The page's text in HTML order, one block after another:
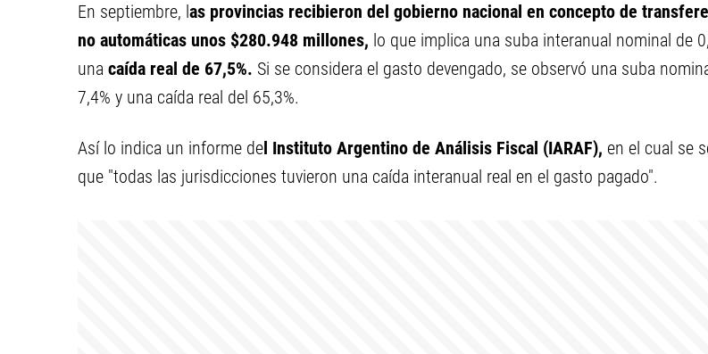
En septiembre, las provincias recibieron del gobierno nacional en concepto de
no automáticas unos $280.948 millones, lo que implica una suba interanual nominal de
una caída real de 67,5%. Si se considera el gasto devengado, se observó una suba
7,4% y una caída real del 65,3%.
Así lo indica un informe del Instituto Argentino de Análisis Fiscal (IARAF), en el cual se
que "todas las jurisdicciones tuvieron una caída interanual real en el gasto pagado".